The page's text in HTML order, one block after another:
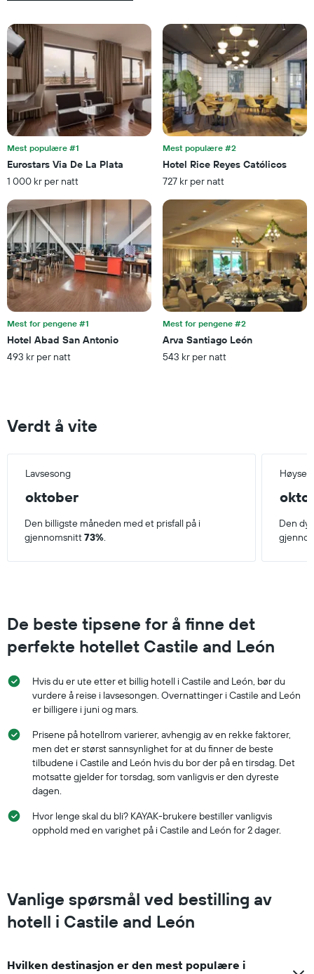
dagene
1
Y-
akse
viser
gjennomsnittsprisen
på
et
rom
Mest populære #1
Eurostars Via De La Plata
1 000 kr per natt
Mest populære #2
Hotel Rice Reyes Católicos
727 kr per natt
Mest for pengene #1
Hotel Abad San Antonio
493 kr per natt
Mest for pengene #2
Arva Santiago León
543 kr per natt
Verdt å vite
Lavsesong
oktober
Den billigste måneden med et prisfall på i
gjennomsnitt73%.
Den
De beste tipsene for å finne det
perfekte hotellet Castile and León
Hvis du er ute etter et billig hotell i Castile and León, bør du
vurdere å reise i lavsesongen. Overnattinger i Castile and León
er billigere i juni og mars.
Prisene på hotellrom varierer, avhengig av en rekke faktorer,
men det er størst sannsynlighet for at du finner de beste
tilbudene i Castile and León hvis du bor der på en tirsdag. Det
motsatte gjelder for torsdag, som vanligvis er den dyreste
dagen.
Hvor lenge skal du bli? KAYAK-brukere bestiller vanligvis
opphold med en varighet på i Castile and León for 2 dager.
Vanlige spørsmål ved bestilling av
hotell i Castile and León
Hvilken destinasjon er den mest populære i